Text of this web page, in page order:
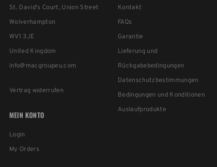
St. David's Court, Union Street
Wolverhampton
WV1 3JE
United Kingdom
info@macgroupeu.com
Vertrag widerrufen
Kontakt
FAQs
Garantie
Lieferung und
Rückgabebedingungen
Datenschutzbestimmungen
Bedingungen und Konditionen
Auslaufprodukte
MEIN KONTO
Login
My Orders